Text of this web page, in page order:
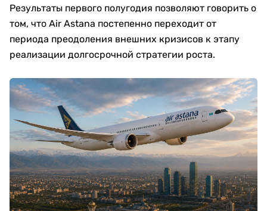
Результаты первого полугодия позволяют говорить о
том, что Air Astana постепенно переходит от
периода преодоления внешних кризисов к этапу
реализации долгосрочной стратегии роста.